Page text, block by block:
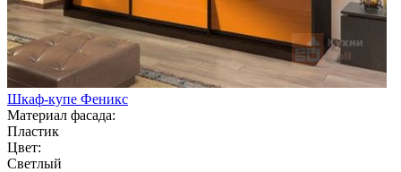
Шкаф-купе Феникс
Материал фасада:
Пластик
Цвет:
Светлый